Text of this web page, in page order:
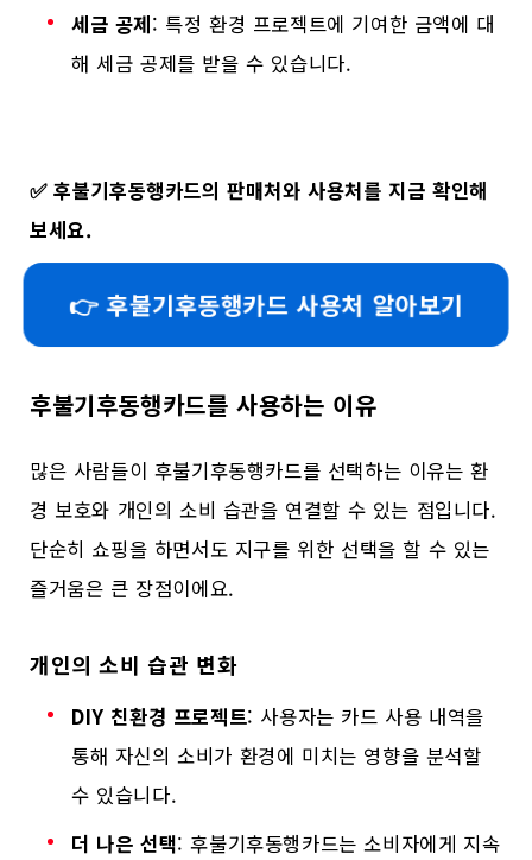
세금 공제: 특정 환경 프로젝트에 기여한 금액에 대
해 세금 공제를 받을 수 있습니다.
✅후불기후동행카드의 판매처와 사용처를 지금 확인해
보세요.
👉 후불기후동행카드 사용처 알아보기
후불기후동행카드를 사용하는 이유
많은 사람들이 후불기후동행카드를 선택하는 이유는 환
경 보호와 개인의 소비 습관을 연결할 수 있는 점입니다.
단순히 쇼핑을 하면서도 지구를 위한 선택을 할 수 있는
즐거움은 큰 장점이에요.
개인의 소비 습관 변화
DIY 친환경 프로젝트: 사용자는 카드 사용 내역을
통해 자신의 소비가 환경에 미치는 영향을 분석할
수 있습니다.
더 나은 선택: 후불기후동행카드는 소비자에게 지속